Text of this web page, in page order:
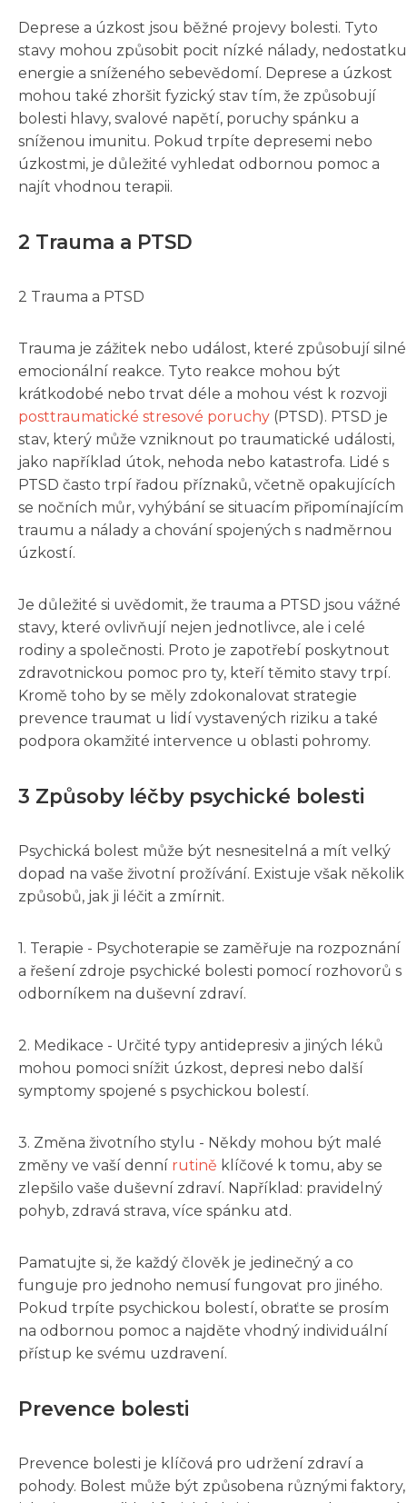
Deprese a úzkost jsou běžné projevy bolesti. Tyto
stavy mohou způsobit pocit nízké nálady, nedostatku
energie a sníženého sebevědomí. Deprese a úzkost
mohou také zhoršit fyzický stav tím, že způsobují
bolesti hlavy, svalové napětí, poruchy spánku a
sníženou imunitu. Pokud trpíte depresemi nebo
úzkostmi, je důležité vyhledat odbornou pomoc a
najít vhodnou terapii.
2 Trauma a PTSD
2 Trauma a PTSD
Trauma je zážitek nebo událost, které způsobují silné
emocionální reakce. Tyto reakce mohou být
krátkodobé nebo trvat déle a mohou vést k rozvoji
posttraumatické stresové poruchy (PTSD). PTSD je
stav, který může vzniknout po traumatické události,
jako například útok, nehoda nebo katastrofa. Lidé s
PTSD často trpí řadou příznaků, včetně opakujících
se nočních můr, vyhýbání se situacím připomínajícím
traumu a nálady a chování spojených s nadměrnou
úzkostí.
Je důležité si uvědomit, že trauma a PTSD jsou vážné
stavy, které ovlivňují nejen jednotlivce, ale i celé
rodiny a společnosti. Proto je zapotřebí poskytnout
zdravotnickou pomoc pro ty, kteří těmito stavy trpí.
Kromě toho by se měly zdokonalovat strategie
prevence traumat u lidí vystavených riziku a také
podpora okamžité intervence u oblasti pohromy.
3 Způsoby léčby psychické bolesti
Psychická bolest může být nesnesitelná a mít velký
dopad na vaše životní prožívání. Existuje však několik
způsobů, jak ji léčit a zmírnit.
1. Terapie - Psychoterapie se zaměřuje na rozpoznání
a řešení zdroje psychické bolesti pomocí rozhovorů s
odborníkem na duševní zdraví.
2. Medikace - Určité typy antidepresiv a jiných léků
mohou pomoci snížit úzkost, depresi nebo další
symptomy spojené s psychickou bolestí.
3. Změna životního stylu - Někdy mohou být malé
změny ve vaší denní rutině klíčové k tomu, aby se
zlepšilo vaše duševní zdraví. Například: pravidelný
pohyb, zdravá strava, více spánku atd.
Pamatujte si, že každý člověk je jedinečný a co
funguje pro jednoho nemusí fungovat pro jiného.
Pokud trpíte psychickou bolestí, obraťte se prosím
na odbornou pomoc a najděte vhodný individuální
přístup ke svému uzdravení.
Prevence bolesti
Prevence bolesti je klíčová pro udržení zdraví a
pohody. Bolest může být způsobena různými faktory,